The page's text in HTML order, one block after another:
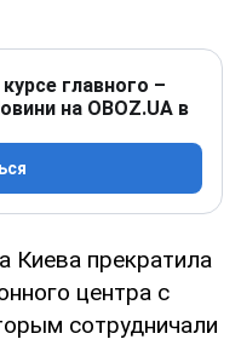
главного –
на OBOZ.UA в
Киева прекратила
центра с
сотрудничали